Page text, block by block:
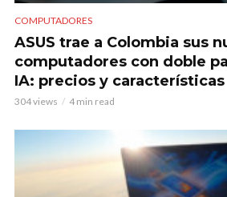
COMPUTADORES
ASUS trae a Colombia sus
computadores con doble
IA: precios y características
304 views 4 min read